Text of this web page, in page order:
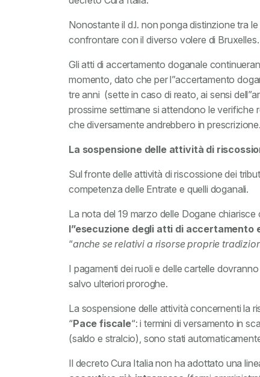
Nonostante il d.l. non ponga distinzione tra
confrontare con il diverso volere di Bruxelles.
Gli atti di accertamento doganale
momento, dato che per l”accertamento
tre anni (sette in caso di reato, ai sensi
prossime settimane si attendono le verifiche
che diversamente andrebbero in prescrizione.
La sospensione delle attività di
Sul fronte delle attività di riscossione dei
competenza delle Entrate e quelli doganali.
La nota del 19 marzo delle Dogane
l”esecuzione degli atti di accertamento
“anche se relativi a risorseproprie
I pagamenti dei ruoli e delle cartelle
salvo ulteriori proroghe.
La sospensione delle attività concernenti la
“Pace fiscale“: i termini di versamento in
(saldo e stralcio), sono stati
Il decreto Cura Italia non ha adottato una